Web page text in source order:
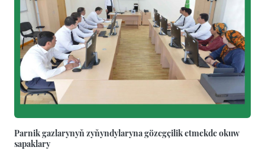
Parnik gazlarynyň zyňyndylaryna gözegçilik etmekde okuw
sapaklary